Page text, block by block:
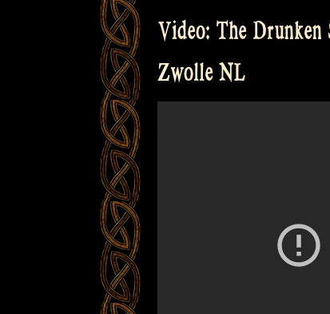
–
Cage“
Video: The Drunken
Zwolle NL